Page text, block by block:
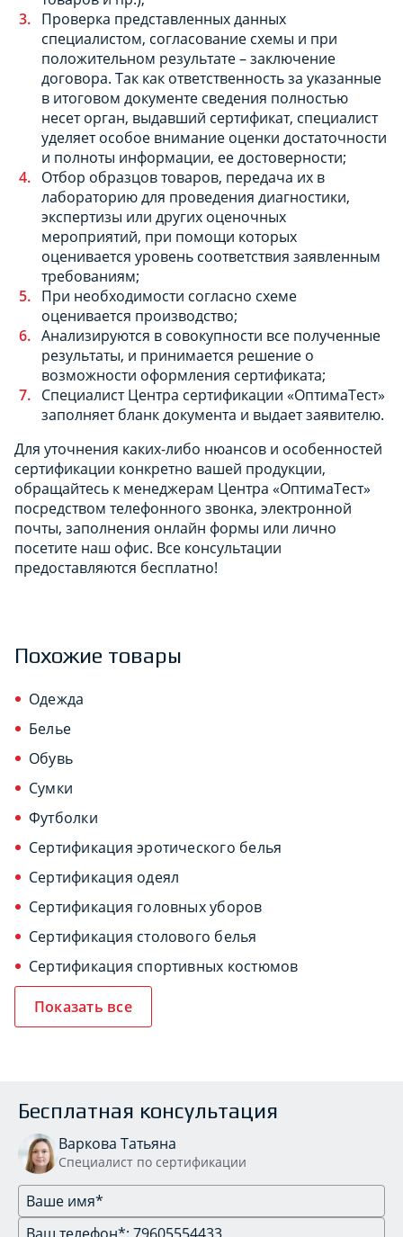
Проверка представленных данных
специалистом, согласование схемы и при
положительном результате – заключение
договора. Так как ответственность за указанные
в итоговом документе сведения полностью
несет орган, выдавший сертификат, специалист
уделяет особое внимание оценки достаточности
и полноты информации, ее достоверности;
Отбор образцов товаров, передача их в
лабораторию для проведения диагностики,
экспертизы или других оценочных
мероприятий, при помощи которых
оценивается уровень соответствия заявленным
требованиям;
При необходимости согласно схеме
оценивается производство;
Анализируются в совокупности все полученные
результаты, и принимается решение о
возможности оформления сертификата;
Специалист Центра сертификации «ОптимаТест»
заполняет бланк документа и выдает заявителю.
Для уточнения каких-либо нюансов и особенностей
сертификации конкретно вашей продукции,
обращайтесь к менеджерам Центра «ОптимаТест»
посредством телефонного звонка, электронной
почты, заполнения онлайн формы или лично
посетите наш офис. Все консультации
предоставляются бесплатно!
Похожие товары
Одежда
Белье
Обувь
Сумки
Футболки
Сертификация эротического белья
Сертификация одеял
Сертификация головных уборов
Сертификация столового белья
Сертификация спортивных костюмов
Показать все
Бесплатная консультация
Варкова Татьяна
Специалист по сертификации